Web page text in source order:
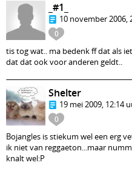
0
_#1_
10 november 2006,
tis tog wat.. ma bedenk ff dat als
dat dat ook voor anderen geldt..
0
Shelter
19 mei 2009, 12:14
Bojangles is stiekum wel een erg
ik niet van reggaeton...maar
knalt wel:P